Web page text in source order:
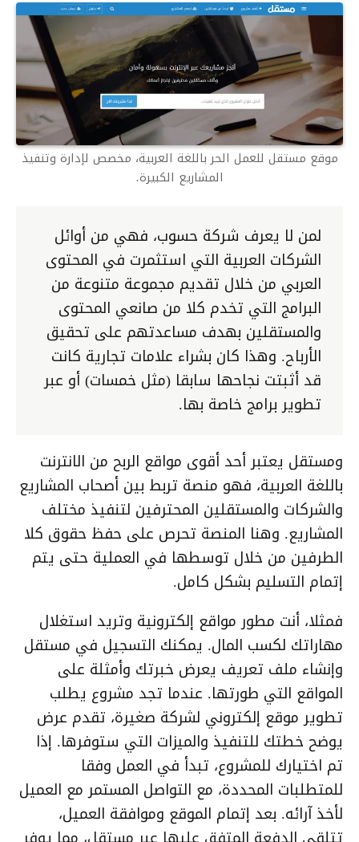
موقع مستقل للعمل الحر باللغة العربية، مخصص لإدارة وتنفيذ
المشاريع الكبيرة.
لمن لا يعرف شركة حسوب، فهي من أوائل
الشركات العربية التي استثمرت في المحتوى
العربي من خلال تقديم مجموعة متنوعة من
البرامج التي تخدم كلا من صانعي المحتوى
والمستقلين بهدف مساعدتهم على تحقيق
الأرباح. وهذا كان بشراء علامات تجارية كانت
قد أثبتت نجاحها سابقا (مثل خمسات) أو عبر
تطوير برامج خاصة بها.
ومستقل يعتبر أحد أقوى مواقع الربح من الانترنت
باللغة العربية، فهو منصة تربط بين أصحاب المشاريع
والشركات والمستقلين المحترفين لتنفيذ مختلف
المشاريع. وهنا المنصة تحرص على حفظ حقوق كلا
الطرفين من خلال توسطها في العملية حتى يتم
إتمام التسليم بشكل كامل.
فمثلا، أنت مطور مواقع إلكترونية وتريد استغلال
مهاراتك لكسب المال. يمكنك التسجيل في مستقل
وإنشاء ملف تعريف يعرض خبرتك وأمثلة على
المواقع التي طورتها. عندما تجد مشروع يطلب
تطوير موقع إلكتروني لشركة صغيرة، تقدم عرض
يوضح خطتك للتنفيذ والميزات التي ستوفرها. إذا
تم اختيارك للمشروع، تبدأ في العمل وفقا
للمتطلبات المحددة، مع التواصل المستمر مع العميل
لأخذ آرائه. بعد إتمام الموقع وموافقة العميل،